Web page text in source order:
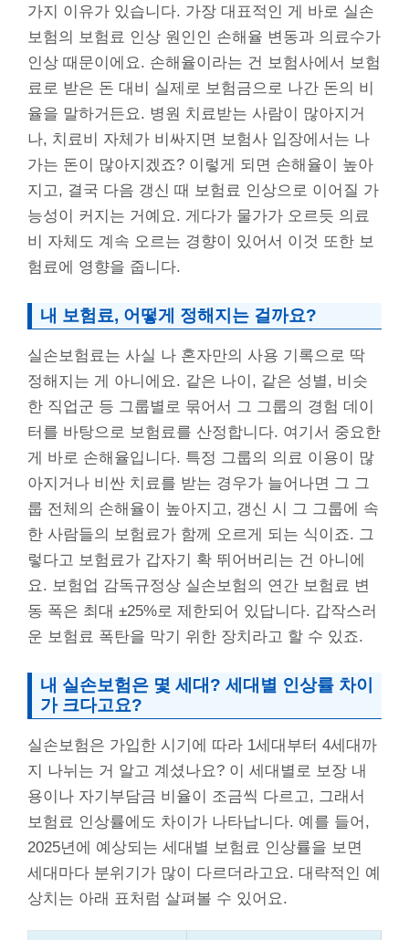
가지 이유가 있습니다. 가장 대표적인 게 바로 실손
보험의 보험료 인상 원인인 손해율 변동과 의료수가
인상 때문이에요. 손해율이라는 건 보험사에서 보험
료로 받은 돈 대비 실제로 보험금으로 나간 돈의 비
율을 말하거든요. 병원 치료받는 사람이 많아지거
나, 치료비 자체가 비싸지면 보험사 입장에서는 나
가는 돈이 많아지겠죠? 이렇게 되면 손해율이 높아
지고, 결국 다음 갱신 때 보험료 인상으로 이어질 가
능성이 커지는 거예요. 게다가 물가가 오르듯 의료
비 자체도 계속 오르는 경향이 있어서 이것 또한 보
험료에 영향을 줍니다.
내 보험료, 어떻게 정해지는 걸까요?
실손보험료는 사실 나 혼자만의 사용 기록으로 딱
정해지는 게 아니에요. 같은 나이, 같은 성별, 비슷
한 직업군 등 그룹별로 묶어서 그 그룹의 경험 데이
터를 바탕으로 보험료를 산정합니다. 여기서 중요한
게 바로 손해율입니다. 특정 그룹의 의료 이용이 많
아지거나 비싼 치료를 받는 경우가 늘어나면 그 그
룹 전체의 손해율이 높아지고, 갱신 시 그 그룹에 속
한 사람들의 보험료가 함께 오르게 되는 식이죠. 그
렇다고 보험료가 갑자기 확 뛰어버리는 건 아니에
요. 보험업 감독규정상 실손보험의 연간 보험료 변
동 폭은 최대 ±25%로 제한되어 있답니다. 갑작스러
운 보험료 폭탄을 막기 위한 장치라고 할 수 있죠.
내 실손보험은 몇 세대? 세대별 인상률 차이
가 크다고요?
실손보험은 가입한 시기에 따라 1세대부터 4세대까
지 나뉘는 거 알고 계셨나요? 이 세대별로 보장 내
용이나 자기부담금 비율이 조금씩 다르고, 그래서
보험료 인상률에도 차이가 나타납니다. 예를 들어,
2025년에 예상되는 세대별 보험료 인상률을 보면
세대마다 분위기가 많이 다르더라고요. 대략적인 예
상치는 아래 표처럼 살펴볼 수 있어요.